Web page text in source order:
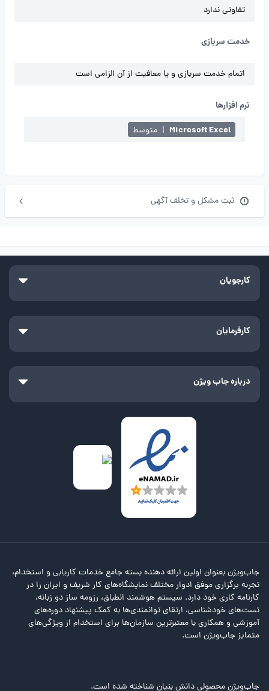
تفاوتی ندارد
خدمت سربازی
اتمام خدمت سربازی و یا معافیت از آن الزامی است
نرم افزارها
Microsoft Excel
| متوسط
ثبت مشکل و تخلف آگهی
کارجویان
کارفرمایان
درباره جاب ویژن
جاب‌ویژن بعنوان اولین ارائه دهنده بسته جامع خدمات کاریابی و استخدام،
تجربه برگزاری موفق ادوار مختلف نمایشگاه‌های کار شریف و ایران را در
کارنامه کاری خود دارد. سیستم هوشمند انطباق، رزومه ساز دو زبانه،
تست‌های خودشناسی، ارتقای توانمندی‌ها به کمک پیشنهاد دوره‌های
آموزشی و همکاری با معتبرترین سازمان‌ها برای استخدام از ویژگی‌های
متمایز جاب‌ویژن است.
جاب‌ویژن محصولی دانش بنیان شناخته شده است.